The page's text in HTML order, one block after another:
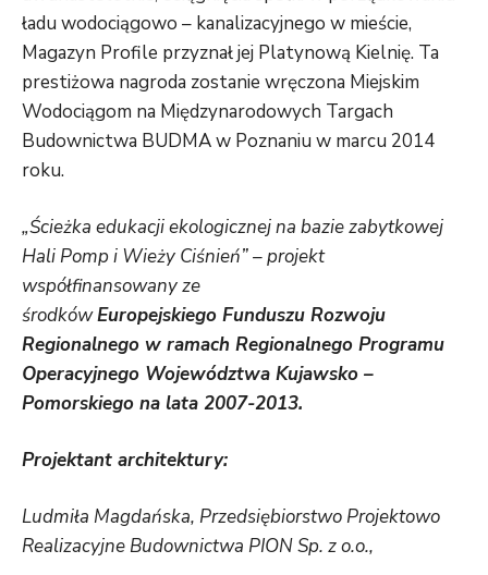
ładu wodociągowo – kanalizacyjnego w mieście,
Magazyn Profile przyznał jej Platynową Kielnię. Ta
prestiżowa nagroda zostanie wręczona Miejskim
Wodociągom na Międzynarodowych Targach
Budownictwa BUDMA w Poznaniu w marcu 2014
roku.
„Ścieżka edukacji ekologicznej na bazie zabytkowej
Hali Pomp i Wieży Ciśnień” – projekt
współfinansowany ze
środkówEuropejskiego Funduszu Rozwoju
Regionalnego w ramach Regionalnego Programu
Operacyjnego Województwa Kujawsko –
Pomorskiego na lata 2007-2013.
Projektant architektury:
Ludmiła Magdańska, Przedsiębiorstwo Projektowo
Realizacyjne Budownictwa PION Sp. z o.o.,